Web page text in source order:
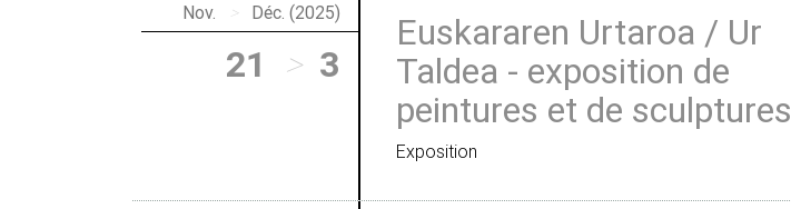
Nov. > Déc. (2025)
21 > 3
Euskararen Urtaroa / Ur
Taldea - exposition de
peintures et de sculptures
Exposition